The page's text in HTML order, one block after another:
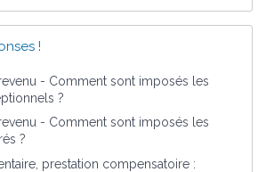
!
- Comment sont imposés les
?
- Comment sont imposés les
?
prestation compensatoire :